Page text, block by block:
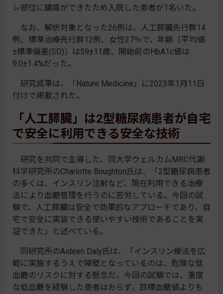
レ部位に膿瘍ができたため入院した患者が1名いた。
なお、解析対象となった26例は、人工膵臓先行群14
例、標準治療先行群12例、女性27％で、年齢〔平均値
±標準偏差(SD)〕は59±11歳、開始前のHbA1c値は
9.0±1.4%だった。
研究成果は、「Nature Medicine」に2023年1月11日
付けで掲載された。
「人工膵臓」は2型糖尿病患者が自宅
で安全に利用できる安全な技術
研究を共同で主導した、同大学ウェルカムMRC代謝
科学研究所のCharlotte Boughton氏は、「2型糖尿病患者
の多くは、インスリン注射など、現在利用できる治療
法により血糖管理を行うのに苦労している。今回の試
験で、人工膵臓は安全で効果的なアプローチであり、自
宅で安全に実装できる使いやすい技術であることを実
証できた」と述べている。
同研究所のAideen Daly氏は、「インスリン療法を広
範に実施するうえで障壁となっているのは、危険な低
血糖のリスクに対する懸念だ。今回の試験では、重度
な低血糖を経験した患者はおらず、目標血糖値よりも